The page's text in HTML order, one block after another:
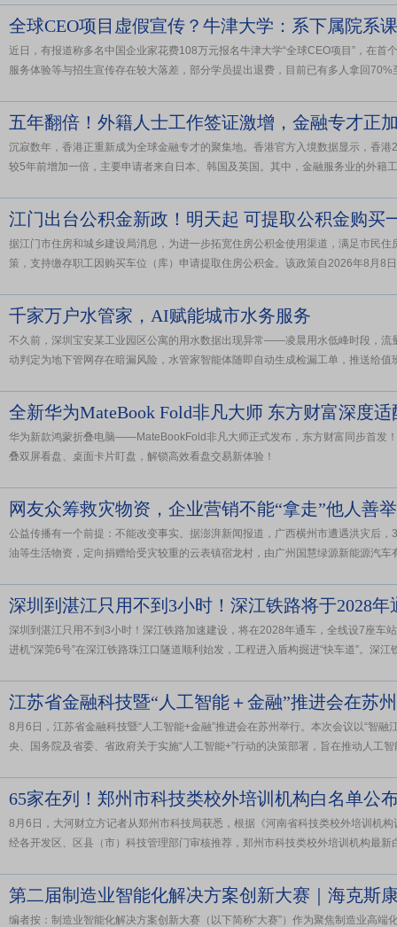
全球CEO项目虚假宣传？牛津大学：系下属院系
近日，有报道称多名中国企业家花费108万元报名牛津大学“全球CEO项目”，在首
服务体验等与招生宣传存在较大落差，部分学员提出退费，目前已有多人拿回70%
五年翻倍！外籍人士工作签证激增，金融专才正
沉寂数年，香港正重新成为全球金融专才的聚集地。香港官方入境数据显示，香
较5年前增加一倍，主要申请者来自日本、韩国及英国。其中，金融服务业的外籍
江门出台公积金新政！明天起 可提取公积金购买
据江门市住房和城乡建设局消息，为进一步拓宽住房公积金使用渠道，满足市民
策，支持缴存职工因购买车位（库）申请提取住房公积金。该政策自2026年8月8
千家万户水管家，AI赋能城市水务服务
不久前，深圳宝安某工业园区公寓的用水数据出现异常——凌晨用水低峰时段，流
动判定为地下管网存在暗漏风险，水管家智能体随即自动生成检漏工单，推送给值
全新华为MateBook Fold非凡大师 东方财富深度
华为新款鸿蒙折叠电脑——MateBookFold非凡大师正式发布，东方财富同步首发
叠双屏看盘、桌面卡片盯盘，解锁高效看盘交易新体验！
网友众筹救灾物资，企业营销不能“拿走”他人善举
公益传播有一个前提：不能改变事实。据澎湃新闻报道，广西横州市遭遇洪灾后
油等生活物资，定向捐赠给受灾较重的云表镇宿龙村，由广州国慧绿源新能源汽车
深圳到湛江只用不到3小时！深江铁路将于2028年
深圳到湛江只用不到3小时！深江铁路加速建设，将在2028年通车，全线设7座车
进机“深莞6号”在深江铁路珠江口隧道顺利始发，工程进入盾构掘进“快车道”。深江
江苏省金融科技暨“人工智能＋金融”推进会在苏
8月6日，江苏省金融科技暨“人工智能+金融”推进会在苏州举行。本次会议以“智融
央、国务院及省委、省政府关于实施“人工智能+”行动的决策部署，旨在推动人工智
65家在列！郑州市科技类校外培训机构白名单公
8月6日，大河财立方记者从郑州市科技局获悉，根据《河南省科技类校外培训机
经各开发区、区县（市）科技管理部门审核推荐，郑州市科技类校外培训机构最新
第二届制造业智能化解决方案创新大赛｜海克斯
编者按：制造业智能化解决方案创新大赛（以下简称“大赛”）作为聚焦制造业高端